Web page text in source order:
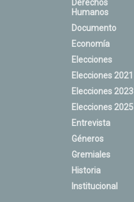
Derechos
Humanos
Documento
Economía
Elecciones
Elecciones 2021
Elecciones 2023
Elecciones 2025
Entrevista
Géneros
Gremiales
Historia
Institucional